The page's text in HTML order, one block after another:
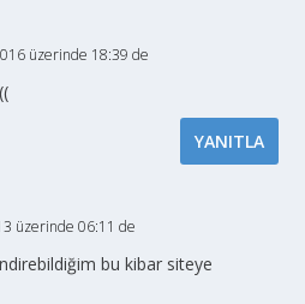
üzerinde 18:39 de
YANITLA
üzerinde 06:11 de
bu kibar siteye